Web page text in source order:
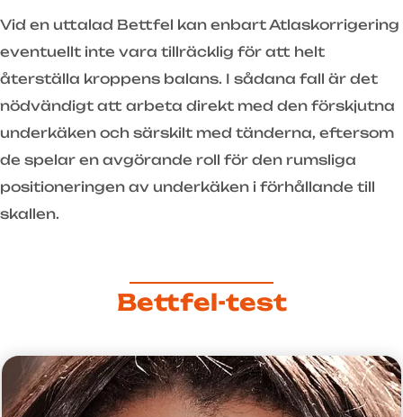
Vid en uttalad Bettfel kan enbart Atlaskorrigering
eventuellt inte vara tillräcklig för att helt
återställa kroppens balans. I sådana fall är det
nödvändigt att arbeta direkt med den förskjutna
underkäken och särskilt med tänderna, eftersom
de spelar en avgörande roll för den rumsliga
positioneringen av underkäken i förhållande till
skallen.
Bettfel-test